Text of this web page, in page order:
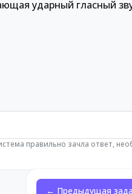
ударный гласный
правильно зачла ответ,
← Предыдущая